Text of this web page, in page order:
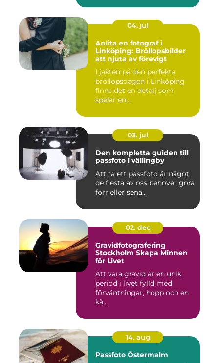
04. jul
Anlita en fotograf i
Linköping: Bröllopsbilder
att njuta av förevigt
I jakten på den perfekta
bröllopsdagen i Linköping
finns det en detalj som
spelar en...
03. jul
Den kompletta guiden till
passfoto i vällingby
Att ta ett passfoto är något
de flesta av oss behöver göra
förr eller sena...
02. dec
Gravidfotografering
Stockholm Skapa Minnen
för Livet
Att vara gravid är en unik
period i livet fylld med
förväntningar, hopp och en
kä...
14. aug
Passfoto Östermalm